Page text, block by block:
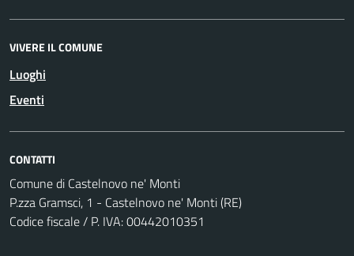
VIVERE IL COMUNE
Luoghi
Eventi
CONTATTI
Comune di Castelnovo ne' Monti
P.zza Gramsci, 1 - Castelnovo ne' Monti (RE)
Codice fiscale / P. IVA: 00442010351